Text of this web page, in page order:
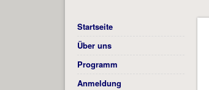
Startseite
Über uns
Programm
Anmeldung